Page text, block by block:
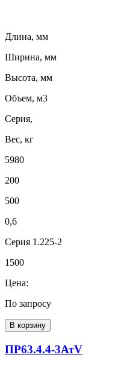
Длина, мм
Ширина, мм
Высота, мм
Объем, м3
Серия,
Вес, кг
5980
200
500
0,6
Серия 1.225-2
1500
Цена:
По запросу
В корзину
ПР63.4.4-3АтV